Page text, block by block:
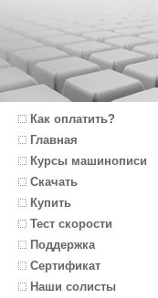
Как оплатить?
Главная
Курсы машинописи
Скачать
Купить
Тест скорости
Поддержка
Сертификат
Наши солисты